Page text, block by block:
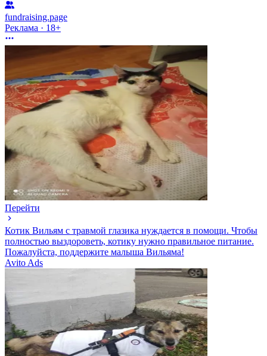
fundraising.page
Реклама · 18+
Перейти
Котик Вильям с травмой глазика нуждается в помощи. Чтобы
полностью выздороветь, котику нужно правильное питание.
Пожалуйста, поддержите малыша Вильяма!
Avito Ads